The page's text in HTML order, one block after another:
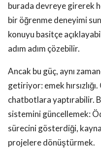
burada devreye girerek
bir öğrenme deneyimi
konuyu basitçe
adım adım çözebilir.
Ancak bu güç, aynı
getiriyor: emek
chatbotlara yaptırabilir.
sistemini güncellemek:
sürecini gösterdiği,
projelere dönüştürmek.